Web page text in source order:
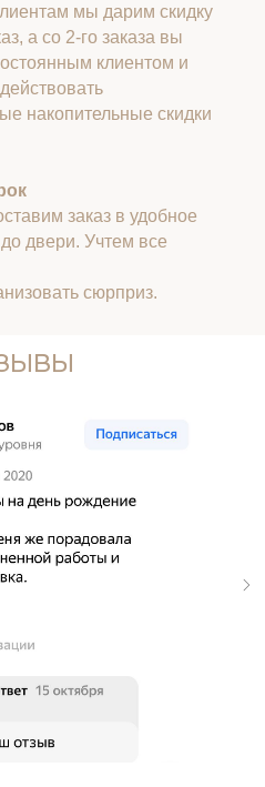
мы дарим скидку
а со 2-го заказа вы
клиентом и
накопительные скидки
заказ в удобное
двери. Учтем все
сюрприз.